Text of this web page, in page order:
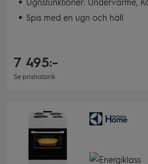
Spis med en ugn och häll
7 495:-
Se prishistorik